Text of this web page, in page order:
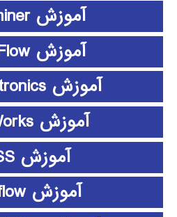
آموزش rapidminer
آموزش ShowFlow
آموزش SimElectronics
آموزش SolidWorks
آموزش SPSS
آموزش stateflow